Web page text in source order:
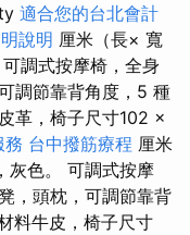
適合您的台北會計
說明 厘米（長× 寬
調式按摩椅，全身
調節靠背角度，5 種
革，椅子尺寸102 ×
務 台中撥筋療程 厘米
灰色。 可調式按摩
，頭枕，可調節靠背
料牛皮，椅子尺寸